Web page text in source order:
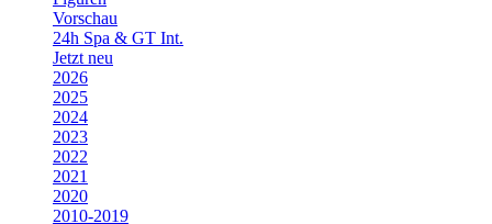
Vorschau
24h Spa & GT Int.
Jetzt neu
2026
2025
2024
2023
2022
2021
2020
2010-2019